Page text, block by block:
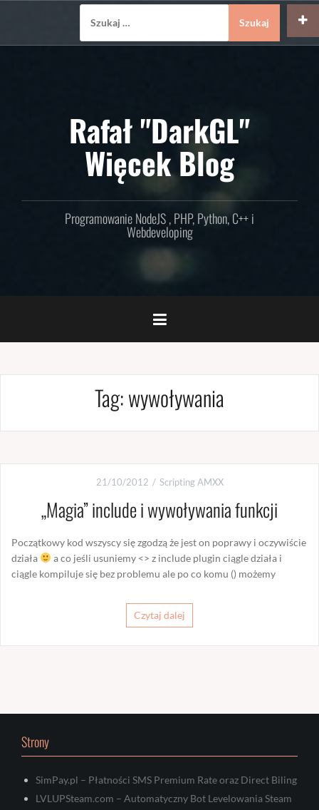
Rafał "DarkGL"
Więcek Blog
Programowanie NodeJS , PHP, Python, C++ i
Webdeveloping
Tag:wywoływania
21/10/2012 Scripting AMXX
„Magia” include i wywoływania funkcji
Początkowy kod wszyscy się zgodzą że jest on poprawy i oczywiście
działa
a co jeśli usuniemy <> z include plugin ciągle działa i
ciągle kompiluje się bez problemu ale po co komu () możemy
Czytaj dalej
Strony
SimPay.pl – Płatności SMS Premium Rate oraz Direct Biling
LVLUPSteam.com – Automatyczny Bot Levelowania Steam